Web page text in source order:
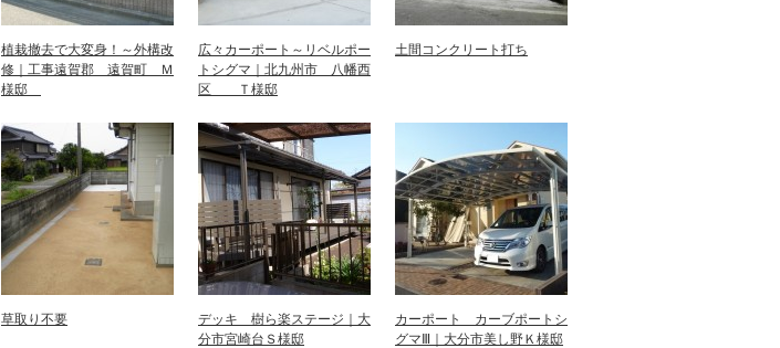
植栽撤去で大変身！～外構改
修｜工事遠賀郡 遠賀町 Ｍ
様邸
広々カーポート～リベルポー
トシグマ｜北九州市 八幡西
区 Ｔ様邸
土間コンクリート打ち
草取り不要
デッキ 樹ら楽ステージ｜大
分市宮崎台Ｓ様邸
カーポート カーブポートシ
グマⅢ｜大分市美し野Ｋ様邸